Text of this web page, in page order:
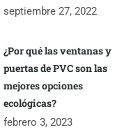
septiembre 27, 2022
¿Por qué las ventanas y
puertas de PVC son las
mejores opciones
ecológicas?
febrero 3, 2023